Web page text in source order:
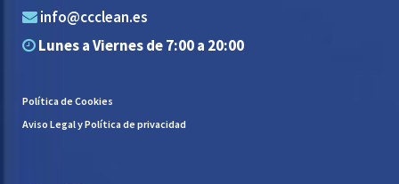
info@ccclean.es
Lunes a Viernes de 7:00 a 20:00
Política de Cookies
Aviso Legal y Política de privacidad